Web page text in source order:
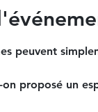
peuvent
proposé un